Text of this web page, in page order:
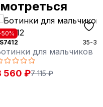
-40%
3D1381
Ботинки для мальчиков
3 535 ₽5 885 ₽